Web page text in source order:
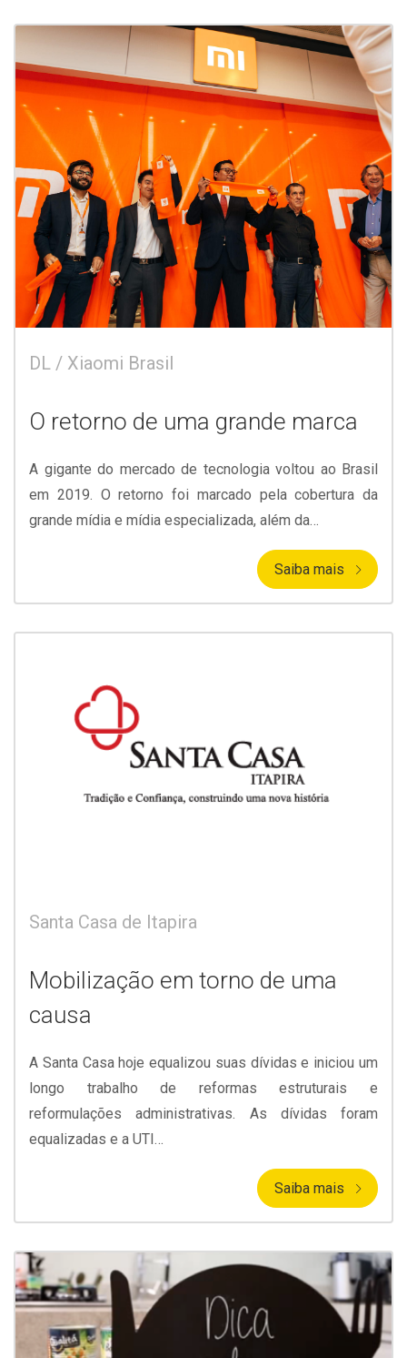
DL / Xiaomi Brasil
O retorno de uma grande marca
A gigante do mercado de tecnologia voltou ao Brasil
em 2019. O retorno foi marcado pela cobertura da
grande mídia e mídia especializada, além da…
Saiba mais
Santa Casa de Itapira
Mobilização em torno de uma
causa
A Santa Casa hoje equalizou suas dívidas e iniciou um
longo trabalho de reformas estruturais e
reformulações administrativas. As dívidas foram
equalizadas e a UTI…
Saiba mais